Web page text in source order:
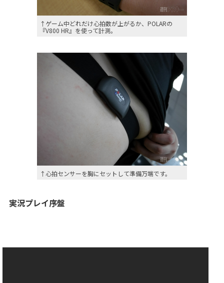
↑ゲーム中どれだけ心拍数が上がるか、POLARの
『V800 HR』を使って計測。
↑心拍センサーを胸にセットして準備万端です。
実況プレイ序盤